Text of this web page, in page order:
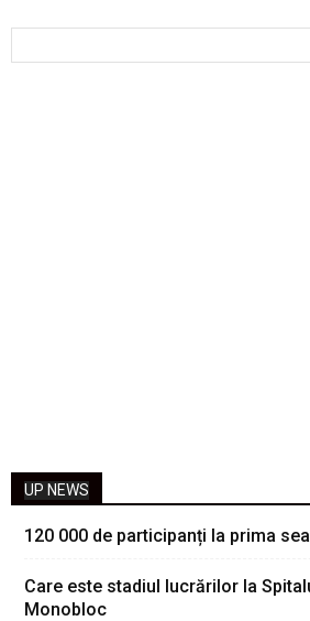
UP NEWS
120 000 de participanți la prima
Care este stadiul lucrărilor la
Monobloc